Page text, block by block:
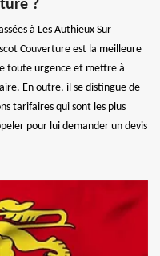
?
à Les Authieux Sur
Couverture est la meilleure
toute urgence et mettre à
En outre, il se distingue de
tarifaires qui sont les plus
pour lui demander un devis